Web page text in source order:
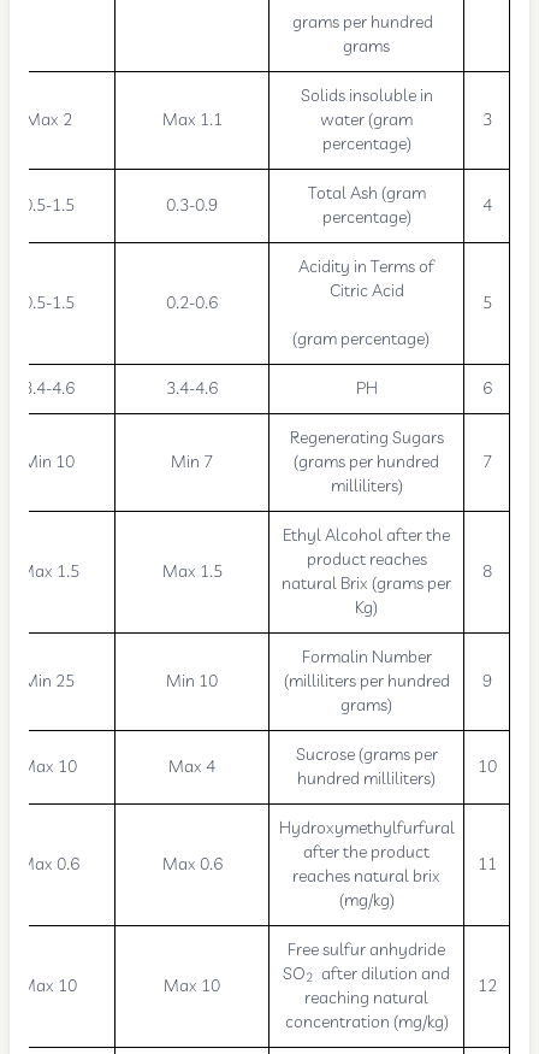
grams per hundred
grams
3
Solids insoluble in
water (gram
percentage)
Max 1.1
Max 2
4
Total Ash (gram
percentage)
0.3-0.9
0.5-1.5
5
Acidity in Terms of
Citric Acid
(gram percentage)
0.2-0.6
0.5-1.5
6
PH
3.4-4.6
3.4-4.6
7
Regenerating Sugars
(grams per hundred
milliliters)
Min 7
Min 10
8
Ethyl Alcohol after the
product reaches
natural Brix (grams per
Kg)
Max 1.5
Max 1.5
9
Formalin Number
(milliliters per hundred
grams)
Min 10
Min 25
10
Sucrose (grams per
hundred milliliters)
Max 4
Max 10
11
Hydroxymethylfurfural
after the product
reaches natural brix
(mg/kg)
Max 0.6
Max 0.6
12
Free sulfur anhydride
SO2 after dilution and
reaching natural
concentration (mg/kg)
Max 10
Max 10